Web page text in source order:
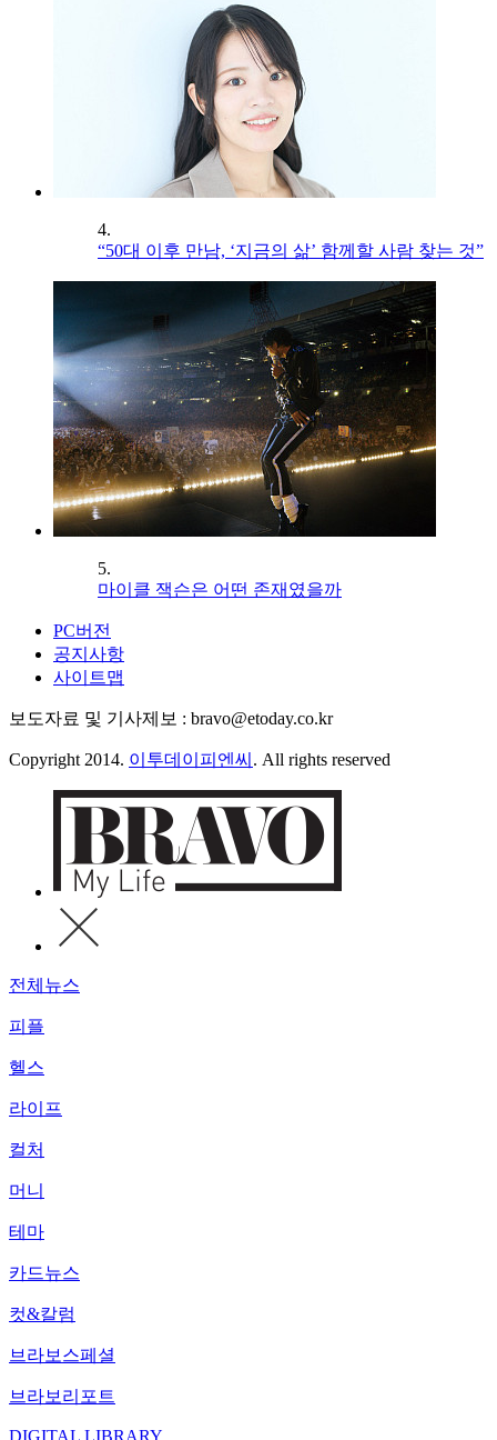
4.
“50대 이후 만남, ‘지금의 삶’ 함께할 사람 찾는 것”
5.
마이클 잭슨은 어떤 존재였을까
PC버전
공지사항
사이트맵
보도자료 및 기사제보 : bravo@etoday.co.kr
Copyright 2014. 이투데이피엔씨 . All rights reserved
전체뉴스
피플
헬스
라이프
컬처
머니
테마
카드뉴스
컷&칼럼
브라보스페셜
브라보리포트
DIGITAL LIBRARY